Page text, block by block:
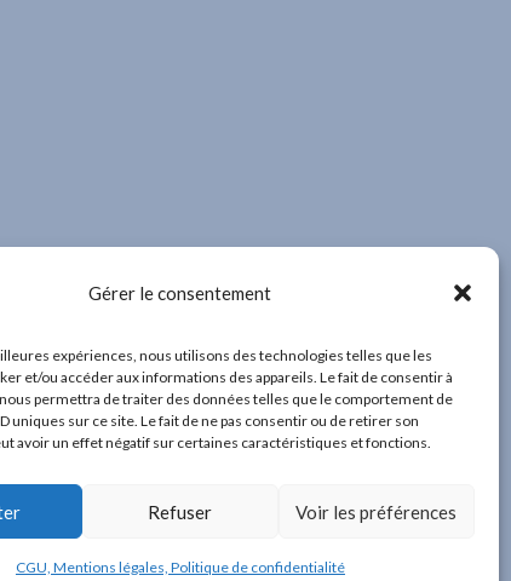
Gérer le consentement
expériences, nous utilisons des technologies telles que les
et/ou accéder aux informations des appareils. Le fait de consentir à
permettra de traiter des données telles que le comportement de
uniques sur ce site. Le fait de ne pas consentir ou de retirer son
avoir un effet négatif sur certaines caractéristiques et fonctions.
Refuser Voir les préférences
CGU, Mentions légales, Politique de confidentialité